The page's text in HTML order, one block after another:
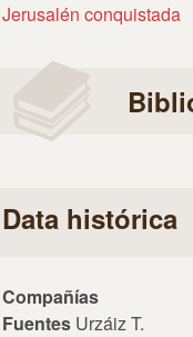
Jerusalén conquistada
Data histórica
Compañías
Fuentes Urzáiz T.